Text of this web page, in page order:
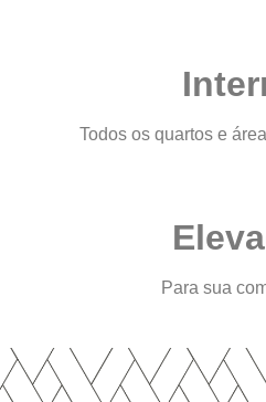
Todos os quartos e
Para sua